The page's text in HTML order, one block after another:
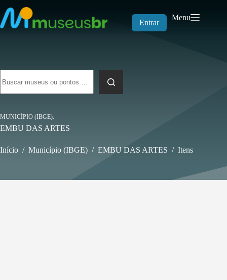
para
o
conteúdo
Entrar
Menu
resultados
MUNICÍPIO (IBGE)
EMBU DAS ARTES
Início / Município (IBGE) / EMBU DAS ARTES / Itens